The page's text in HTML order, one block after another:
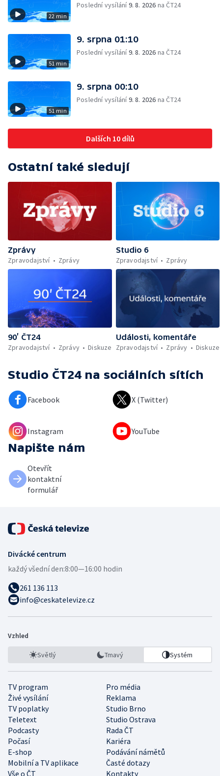
22 min
Poslední vysílání9. 8. 2026 na ČT24
51 min
9. srpna 01:10
Poslední vysílání9. 8. 2026 na ČT24
51 min
9. srpna 00:10
Poslední vysílání9. 8. 2026 na ČT24
Dalších 10 dílů
Ostatní také sledují
Zprávy
Zpravodajství
Zprávy
Studio 6
Zpravodajství
Zprávy
90’ ČT24
Zpravodajství
Zprávy Diskuze
Události, komentáře
Zpravodajství
Zprávy Diskuze
Studio ČT24 na sociálních sítích
Facebook X (Twitter)
Instagram YouTube
Napište nám
Otevřít
kontaktní
formulář
Divácké centrum
každý všední den:8:00—16:00 hodin
261 136 113
info@ceskatelevize.cz
Vzhled
Světlý Tmavý Systém
TV program
Pro média
Živé vysílání
Reklama
TV poplatky
Studio Brno
Teletext
Studio Ostrava
Podcasty
Rada ČT
Počasí
Kariéra
E-shop
Podávání námětů
Mobilní a TV aplikace
Časté dotazy
Vše o ČT
Kontakty